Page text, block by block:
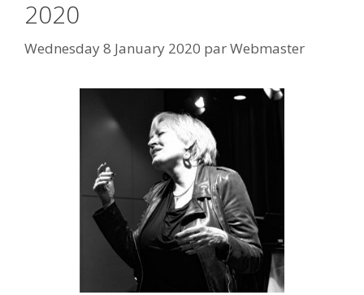
2020
Wednesday 8 January 2020 parWebmaster